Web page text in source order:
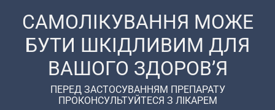
САМОЛІКУВАННЯ МОЖЕ
БУТИ ШКІДЛИВИМ ДЛЯ
ВАШОГО ЗДОРОВ’Я
ПЕРЕД ЗАСТОСУВАННЯМ ПРЕПАРАТУ
ПРОКОНСУЛЬТУЙТЕСЯ З ЛІКАРЕМ